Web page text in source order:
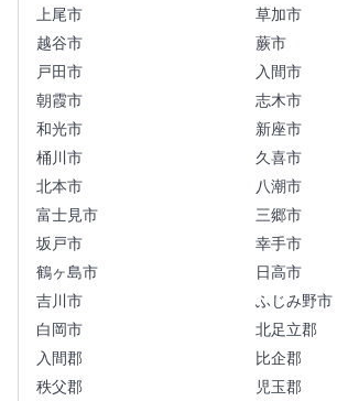
上尾市
草加市
越谷市
蕨市
戸田市
入間市
朝霞市
志木市
和光市
新座市
桶川市
久喜市
北本市
八潮市
富士見市
三郷市
坂戸市
幸手市
鶴ヶ島市
日高市
吉川市
ふじみ野市
白岡市
北足立郡
入間郡
比企郡
秩父郡
児玉郡